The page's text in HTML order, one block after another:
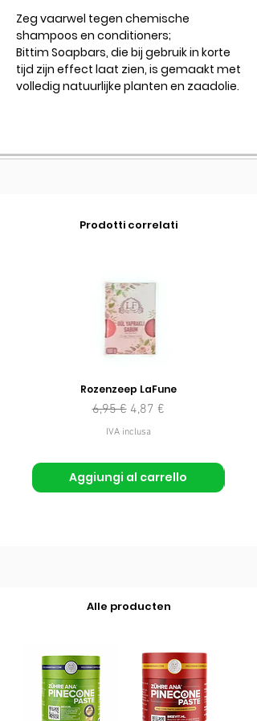
Zeg vaarwel tegen chemische
shampoos en conditioners;
Bittim Soapbars, die bij gebruik in korte
tijd zijn effect laat zien, is gemaakt met
volledig natuurlijke planten en zaadolie.
Prodotti correlati
Rozenzeep LaFune
Prezzo regolare
6,95 € Prezzo scontato
4,87 €
IVA inclusa
Aggiungi al carrello
Alle producten